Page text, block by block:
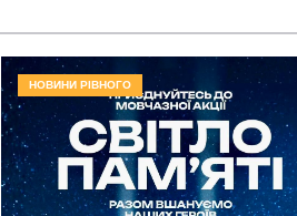
НОВИНИ РІВНОГО